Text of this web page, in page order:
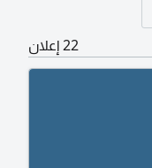
22 إعلان